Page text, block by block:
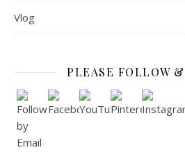
Vlog
PLEASE FOLLOW